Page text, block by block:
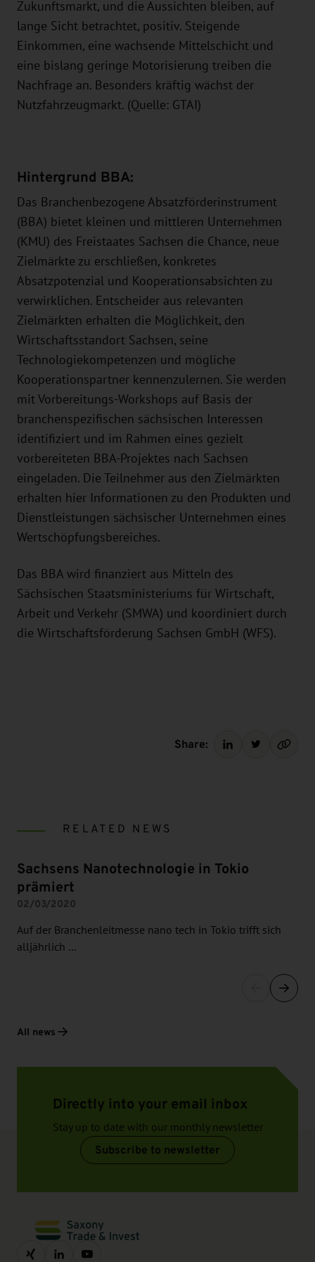
Zukunftsmarkt, und die Aussichten bleiben, auf
lange Sicht betrachtet, positiv. Steigende
Einkommen, eine wachsende Mittelschicht und
eine bislang geringe Motorisierung treiben die
Nachfrage an. Besonders kräftig wächst der
Nutzfahrzeugmarkt. (Quelle: GTAI)
Hintergrund BBA:
Das Branchenbezogene Absatzförderinstrument
(BBA) bietet kleinen und mittleren Unternehmen
(KMU) des Freistaates Sachsen die Chance, neue
Zielmärkte zu erschließen, konkretes
Absatzpotenzial und Kooperationsabsichten zu
verwirklichen. Entscheider aus relevanten
Zielmärkten erhalten die Möglichkeit, den
Wirtschaftsstandort Sachsen, seine
Technologiekompetenzen und mögliche
Kooperationspartner kennenzulernen. Sie werden
mit Vorbereitungs-Workshops auf Basis der
branchenspezifischen sächsischen Interessen
identifiziert und im Rahmen eines gezielt
vorbereiteten BBA-Projektes nach Sachsen
eingeladen. Die Teilnehmer aus den Zielmärkten
erhalten hier Informationen zu den Produkten und
Dienstleistungen sächsischer Unternehmen eines
Wertschöpfungsbereiches.
Das BBA wird finanziert aus Mitteln des
Sächsischen Staatsministeriums für Wirtschaft,
Arbeit und Verkehr (SMWA) und koordiniert durch
die Wirtschaftsförderung Sachsen GmbH (WFS).
Share:
RELATED NEWS
Sachsens Nanotechnologie in Tokio
prämiert
02/03/2020
Auf der Branchenleitmesse nano tech in Tokio trifft sich
alljährlich …
All news
Directly into your email inbox
Stay up to date with our monthly newsletter
Subscribe to newsletter